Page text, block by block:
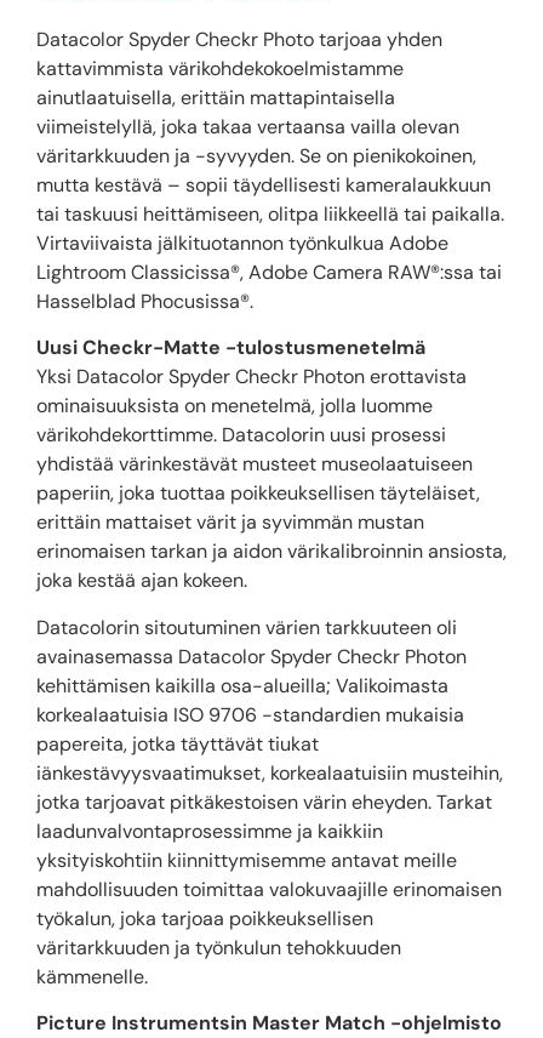
Datacolor Spyder Checkr Photo tarjoaa yhden
kattavimmista värikohdekokoelmistamme
ainutlaatuisella, erittäin mattapintaisella
viimeistelyllä, joka takaa vertaansa vailla olevan
väritarkkuuden ja -syvyyden. Se on pienikokoinen,
mutta kestävä – sopii täydellisesti kameralaukkuun
tai taskuusi heittämiseen, olitpa liikkeellä tai paikalla.
Virtaviivaista jälkituotannon työnkulkua Adobe
Lightroom Classicissa®, Adobe Camera RAW®:ssa tai
Hasselblad Phocusissa®.
Uusi Checkr-Matte -tulostusmenetelmä
Yksi Datacolor Spyder Checkr Photon erottavista
ominaisuuksista on menetelmä, jolla luomme
värikohdekorttimme. Datacolorin uusi prosessi
yhdistää värinkestävät musteet museolaatuiseen
paperiin, joka tuottaa poikkeuksellisen täyteläiset,
erittäin mattaiset värit ja syvimmän mustan
erinomaisen tarkan ja aidon värikalibroinnin ansiosta,
joka kestää ajan kokeen.
Datacolorin sitoutuminen värien tarkkuuteen oli
avainasemassa Datacolor Spyder Checkr Photon
kehittämisen kaikilla osa-alueilla; Valikoimasta
korkealaatuisia ISO 9706 -standardien mukaisia ​​
papereita, jotka täyttävät tiukat
iänkestävyysvaatimukset, korkealaatuisiin musteihin,
jotka tarjoavat pitkäkestoisen värin eheyden. Tarkat
laadunvalvontaprosessimme ja kaikkiin
yksityiskohtiin kiinnittymisemme antavat meille
mahdollisuuden toimittaa valokuvaajille erinomaisen
työkalun, joka tarjoaa poikkeuksellisen
väritarkkuuden ja työnkulun tehokkuuden
kämmenelle.
Picture Instrumentsin Master Match -ohjelmisto